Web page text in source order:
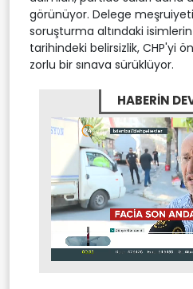
görünüyor. Delege
soruşturma altındaki
tarihindeki belirsizlik, CHP'yi
zorlu bir sınava sürüklüyor.
HABERİN
Mute Stream